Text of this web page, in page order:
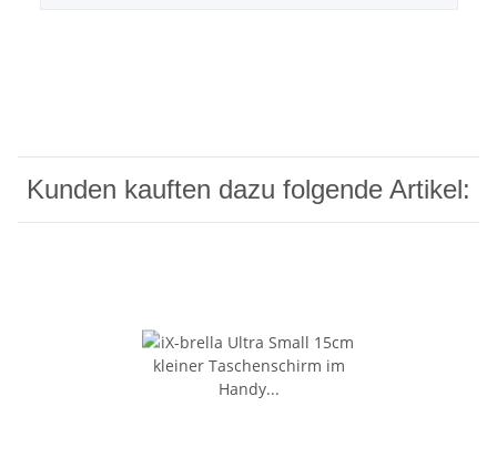
Kunden kauften dazu folgende Artikel: